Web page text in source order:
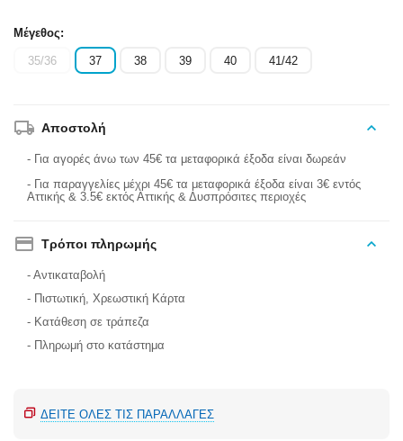
Μέγεθος:
35/36 37 38 39 40 41/42
Αποστολή
- Για αγορές άνω των 45€ τα μεταφορικά έξοδα είναι δωρεάν
- Για παραγγελίες μέχρι 45€ τα μεταφορικά έξοδα είναι 3€ εντός
Αττικής & 3.5€ εκτός Αττικής & Δυσπρόσιτες περιοχές
Τρόποι πληρωμής
- Αντικαταβολή
- Πιστωτική, Χρεωστική Κάρτα
- Κατάθεση σε τράπεζα
- Πληρωμή στο κατάστημα
ΔΕΊΤΕ ΌΛΕΣ ΤΙΣ ΠΑΡΑΛΛΑΓΈΣ